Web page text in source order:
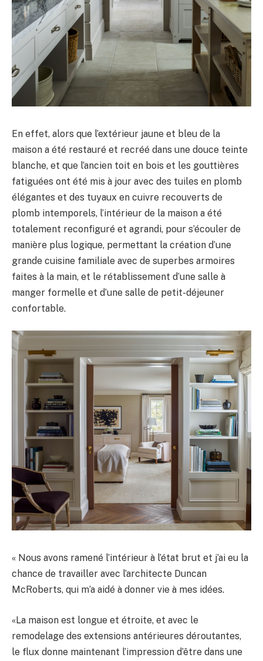
En effet, alors que l’extérieur jaune et bleu de la
maison a été restauré et recréé dans une douce teinte
blanche, et que l’ancien toit en bois et les gouttières
fatiguées ont été mis à jour avec des tuiles en plomb
élégantes et des tuyaux en cuivre recouverts de
plomb intemporels, l’intérieur de la maison a été
totalement reconfiguré et agrandi, pour s’écouler de
manière plus logique, permettant la création d’une
grande cuisine familiale avec de superbes armoires
faites à la main, et le rétablissement d’une salle à
manger formelle et d’une salle de petit-déjeuner
confortable.
« Nous avons ramené l’intérieur à l’état brut et j’ai eu la
chance de travailler avec l’architecte Duncan
McRoberts, qui m’a aidé à donner vie à mes idées.
«La maison est longue et étroite, et avec le
remodelage des extensions antérieures déroutantes,
le flux donne maintenant l’impression d’être dans une